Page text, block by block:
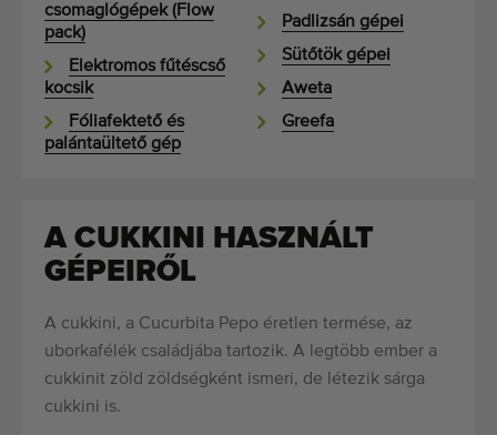
csomaglógépek (Flow
pack)
Elektromos fűtéscső
kocsik
Fóliafektető és
palántaültető gép
Padlizsán gépei
Sütőtök gépei
Aweta
Greefa
A CUKKINI HASZNÁLT
GÉPEIRŐL
A cukkini, a Cucurbita Pepo éretlen termése, az
uborkafélék családjába tartozik. A legtöbb ember a
cukkinit zöld zöldségként ismeri, de létezik sárga
cukkini is.